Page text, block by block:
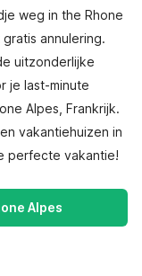
weg in the Rhone
annulering.
uitzonderlijke
je last-minute
Alpes, Frankrijk.
vakantiehuizen in
perfecte vakantie!
Alpes